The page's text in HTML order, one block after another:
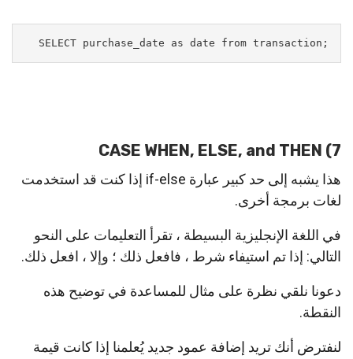
;SELECT purchase_date as date from transaction
7) CASE WHEN, ELSE, and THEN
هذا يشبه إلى حد كبير عبارة if-else إذا كنت قد استخدمت
لغات برمجة أخرى.
في اللغة الإنجليزية البسيطة ، تقرأ التعليمات على النحو
التالي: إذا تم استيفاء شرط ، فافعل ذلك ؛ وإلا ، افعل ذلك.
دعونا نلقي نظرة على مثال للمساعدة في توضيح هذه
النقطة.
لنفترض أنك تريد إضافة عمود جديد يُعلمنا إذا كانت قيمة